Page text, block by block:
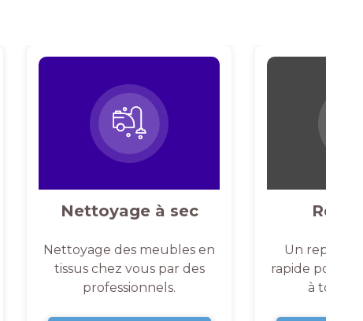
Nettoyage à sec
Nettoyage des meubles en
tissus chez vous par des
professionnels.
Un
rapide pour
à tout